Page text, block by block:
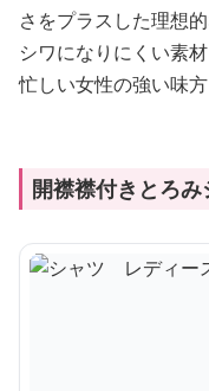
さをプラスした理想
シワになりにくい素
忙しい女性の強い味
開襟襟付きとろ